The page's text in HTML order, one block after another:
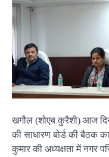
खगौल (शोएब कुरैशी) आज
की साधारण बोर्ड की बैठक
कुमार की अध्यक्षता में नगर